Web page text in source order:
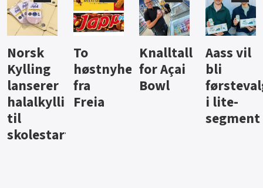
Knalltall
for Açai
Bowl
Aass vil
bli
førstevalg
i lite-
Brus og
jus fra
Berentsen
Hard
iste fra
Hansa